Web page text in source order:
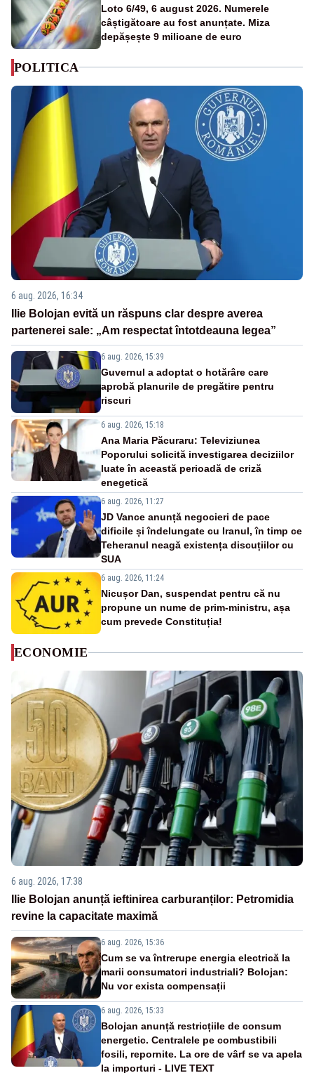
Loto 6/49, 6 august 2026. Numerele
câștigătoare au fost anunțate. Miza
depășește 9 milioane de euro
POLITICA
6 aug. 2026, 16:34
Ilie Bolojan evită un răspuns clar despre averea
partenerei sale: „Am respectat întotdeauna legea”
6 aug. 2026, 15:39
Guvernul a adoptat o hotărâre care
aprobă planurile de pregătire pentru
riscuri
6 aug. 2026, 15:18
Ana Maria Păcuraru: Televiziunea
Poporului solicită investigarea deciziilor
luate în această perioadă de criză
enegetică
6 aug. 2026, 11:27
JD Vance anunță negocieri de pace
dificile și îndelungate cu Iranul, în timp ce
Teheranul neagă existența discuțiilor cu
SUA
6 aug. 2026, 11:24
Nicușor Dan, suspendat pentru că nu
propune un nume de prim-ministru, așa
cum prevede Constituția!
ECONOMIE
6 aug. 2026, 17:38
Ilie Bolojan anunță ieftinirea carburanților: Petromidia
revine la capacitate maximă
6 aug. 2026, 15:36
Cum se va întrerupe energia electrică la
marii consumatori industriali? Bolojan:
Nu vor exista compensații
6 aug. 2026, 15:33
Bolojan anunță restricțiile de consum
energetic. Centralele pe combustibili
fosili, repornite. La ore de vârf se va apela
la importuri - LIVE TEXT